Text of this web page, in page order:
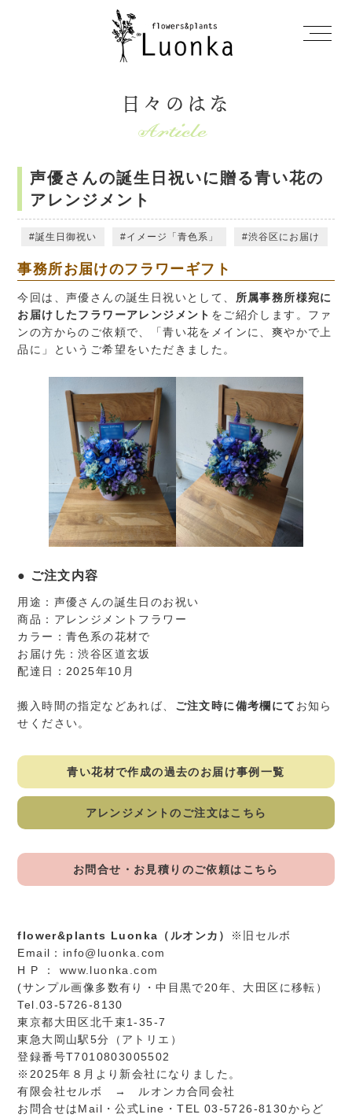
日々のはな
声優さんの誕生日祝いに贈る青い花の
アレンジメント
誕生日御祝い イメージ「青色系」 渋谷区にお届け
事務所お届けのフラワーギフト
今回は、声優さんの誕生日祝いとして、 所属事務所様宛に
お届けしたフラワーアレンジメント をご紹介します。ファ
ンの方からのご依頼で、「青い花をメインに、爽やかで上
品に」というご希望をいただきました。
ご注文内容
用途：声優さんの誕生日のお祝い
商品：アレンジメントフラワー
カラー：青色系の花材で
お届け先：渋谷区道玄坂
配達日：2025年10月
搬入時間の指定などあれば、 ご注文時に備考欄にて お知ら
せください。
青い花材で作成の過去のお届け事例一覧
アレンジメントのご注文はこちら
お問合せ・お見積りのご依頼はこちら
flower&plants Luonka（ルオンカ）
※旧セルボ
Email： info@luonka.com
H P ： www.luonka.com
(サンプル画像多数有り・中目黒で20年、大田区に移転）
Tel.03-5726-8130
東京都大田区北千束1-35-7
東急大岡山駅5分（アトリエ）
登録番号T7010803005502
※2025年８月より新会社になりました。
有限会社セルボ → ルオンカ合同会社
お問合せはMail ・公式Line ・TEL 03-5726-8130からど